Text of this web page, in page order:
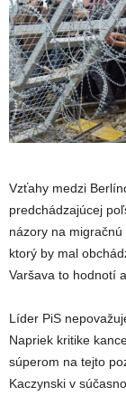
Vzťahy medzi
predchádzajúcej
názory na migračnú
ktorý by mal
Varšava to hodnotí
Líder PiS
Napriek kritike
súperom na tejto
Kaczynski v